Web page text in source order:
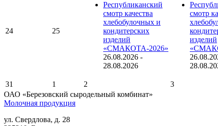
24 25
Республиканский
смотр качества
хлебобулочных и
кондитерских
изделий
«СМАКОТА-2026»
26.08.2026 -
28.08.2026
смотр
изделий
31 1 2
3
ОАО «Березовский сыродельный комбинат»
Молочная продукция
ул. Свердлова, д. 28